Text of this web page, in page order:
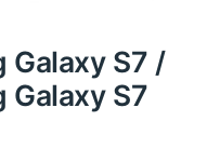
Galaxy S7 /
Galaxy S7